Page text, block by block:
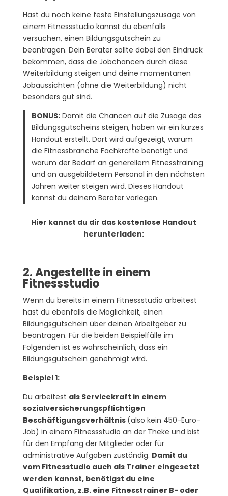
Hast du noch keine feste Einstellungszusage von
einem Fitnessstudio kannst du ebenfalls
versuchen, einen Bildungsgutschein zu
beantragen. Dein Berater sollte dabei den Eindruck
bekommen, dass die Jobchancen durch diese
Weiterbildung steigen und deine momentanen
Jobaussichten (ohne die Weiterbildung) nicht
besonders gut sind.
BONUS: Damit die Chancen auf die Zusage des
Bildungsgutscheins steigen, haben wir ein kurzes
Handout erstellt. Dort wird aufgezeigt, warum
die Fitnessbranche Fachkräfte benötigt und
warum der Bedarf an generellem Fitnesstraining
und an ausgebildetem Personal in den nächsten
Jahren weiter steigen wird. Dieses Handout
kannst du deinem Berater vorlegen.
Hier kannst du dir das kostenlose Handout
herunterladen:
2. Angestellte in einem
Fitnessstudio
Wenn du bereits in einem Fitnessstudio arbeitest
hast du ebenfalls die Möglichkeit, einen
Bildungsgutschein über deinen Arbeitgeber zu
beantragen. Für die beiden Beispielfälle im
Folgenden ist es wahrscheinlich, dass ein
Bildungsgutschein genehmigt wird.
Beispiel 1:
Du arbeitest als Servicekraft in einem
sozialversicherungspflichtigen
Beschäftigungsverhältnis (also kein 450-Euro-
Job) in einem Fitnessstudio an der Theke und bist
für den Empfang der Mitglieder oder für
administrative Aufgaben zuständig. Damit du
vom Fitnesstudio auch als Trainer eingesetzt
werden kannst, benötigst du eine
Qualifikation, z.B. eine Fitnesstrainer B- oder